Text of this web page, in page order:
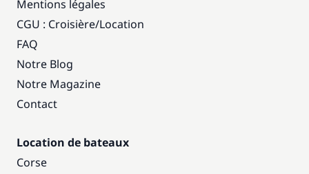
Mentions légales
CGU : Croisière/Location
FAQ
Notre Blog
Notre Magazine
Contact
Location de bateaux
Corse